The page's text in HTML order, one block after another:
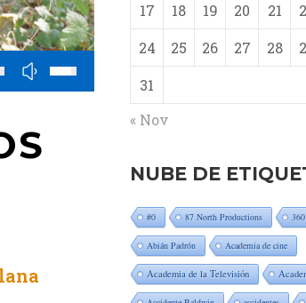
17
18 19 20 21
24
25 26 27 28
31
« Nov
NUBE DE
#0 87 North Productions
Abián Padrón Academia de cine
Academia de la Televisión